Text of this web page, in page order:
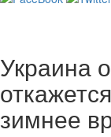
Украина
зимнее